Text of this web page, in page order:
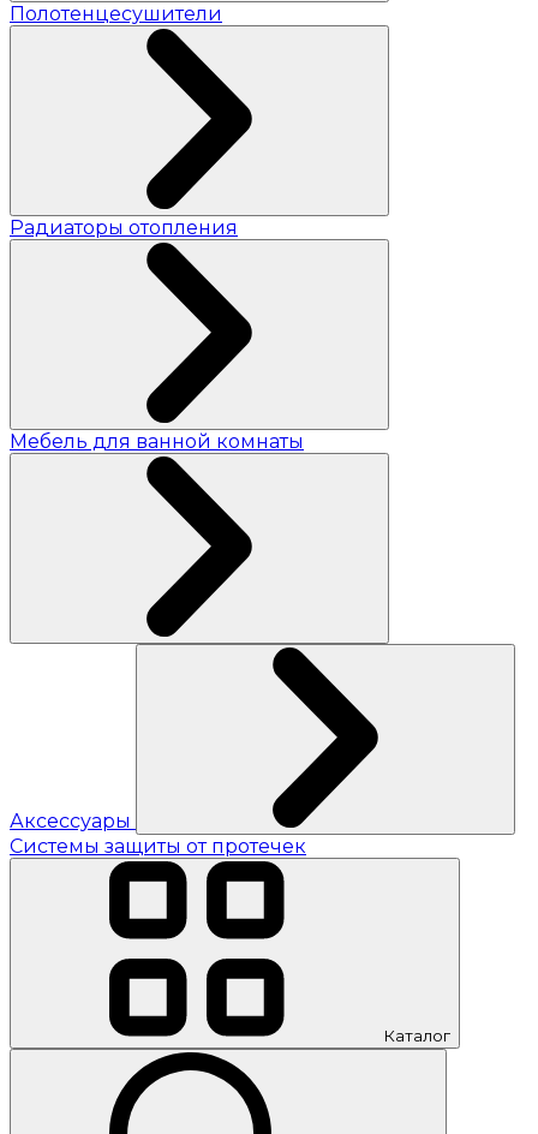
Полотенцесушители
Радиаторы отопления
Мебель для ванной комнаты
Аксессуары
Системы защиты от протечек
Каталог